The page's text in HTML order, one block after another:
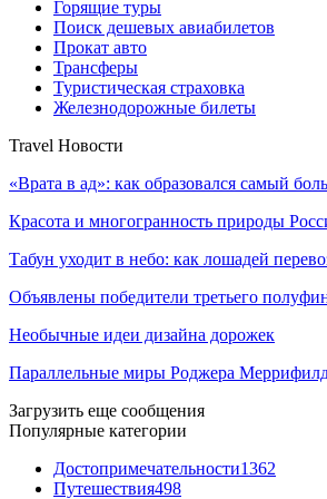
Горящие туры
Поиск дешевых авиабилетов
Прокат авто
Трансферы
Туристическая страховка
Железнодорожные билеты
Travel Новости
«Врата в ад»: как образовался самый
Красота и многогранность природы
Табун уходит в небо: как лошадей
Объявлены победители третьего
Необычные идеи дизайна дорожек
Параллельные миры Роджера
Загрузить еще сообщения
Популярные категории
Достопримечательности1362
Путешествия498